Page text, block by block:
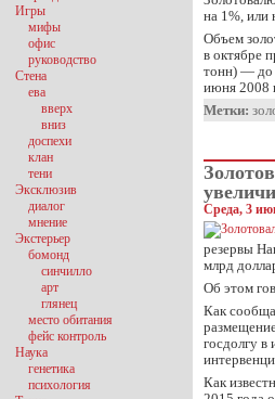
на 1%, или
Объем
в октябре
тонн) — до
июня 2008
Метки:
Среда, 3
резервы
млрд
Об этом
Как
госдолгу
Как
Игры
мифы
офис
руководство
Стена
ева
вверх
вниз
доспехи
клан
тени
Эксклюзив
диалог
мнение
Экстерьер
бомонд
синчилло
арт
глянец
место обитания
фейс контроль
Наука
генетика
психология